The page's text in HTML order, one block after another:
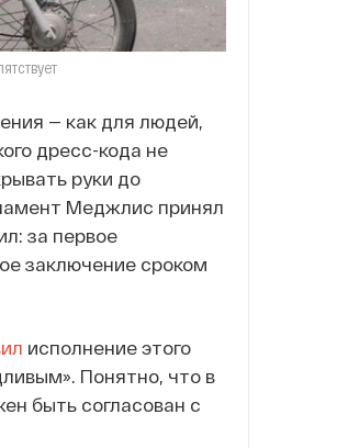
— как для людей,
дресс-кода не
руки до
Меджлис принял
за первое
заключение сроком
исполнение этого
Понятно, что в
быть согласован с